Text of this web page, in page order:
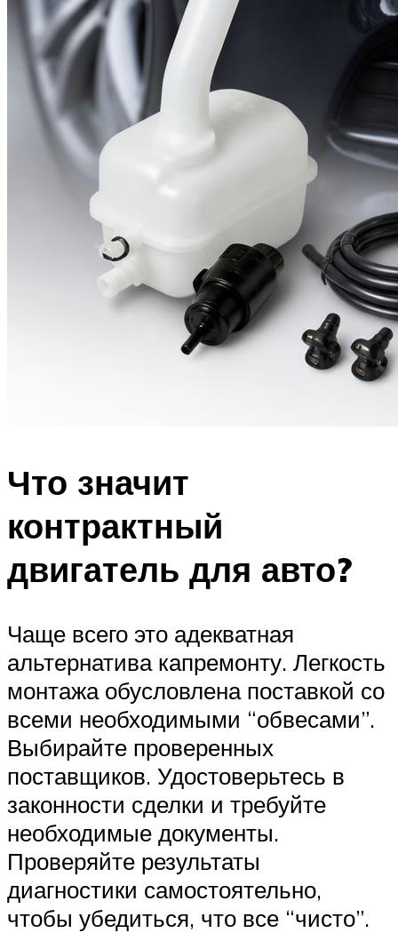
Что значит
контрактный
двигатель для авто?
Чаще всего это адекватная
альтернатива капремонту. Легкость
монтажа обусловлена поставкой со
всеми необходимыми “обвесами”.
Выбирайте проверенных
поставщиков. Удостоверьтесь в
законности сделки и требуйте
необходимые документы.
Проверяйте результаты
диагностики самостоятельно,
чтобы убедиться, что все “чисто”.